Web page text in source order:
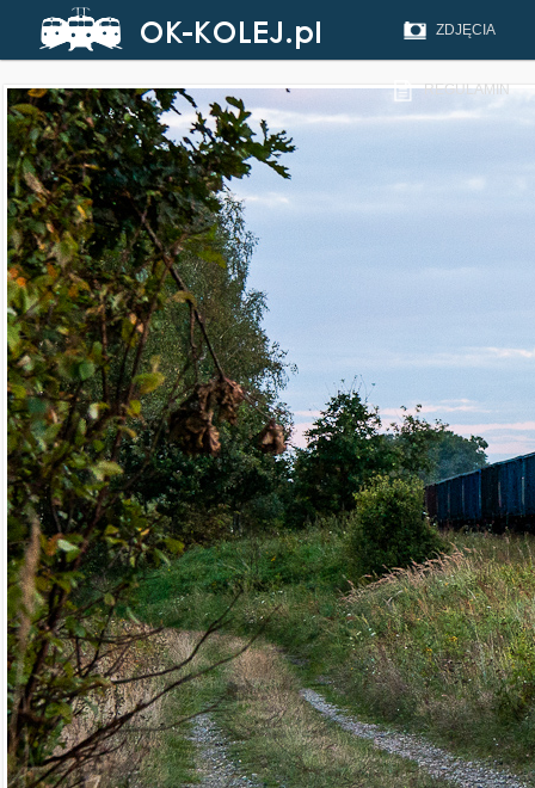
ZDJĘCIA
REGULAMIN